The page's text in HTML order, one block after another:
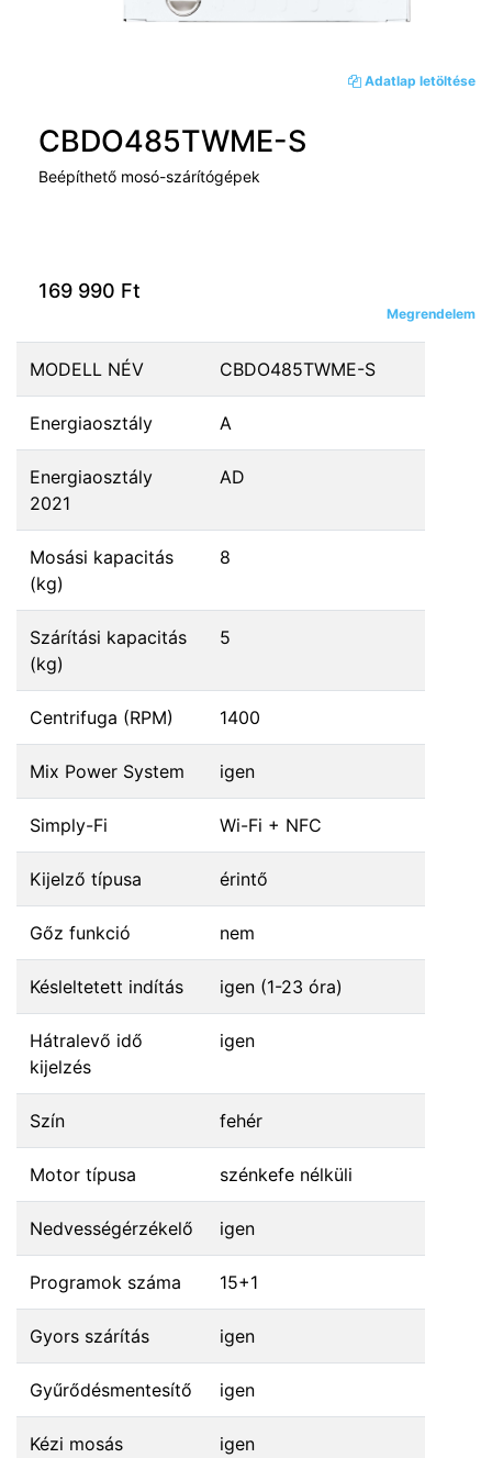
Adatlap letöltése
Megrendelem
CBDO485TWME-S
Beépíthető mosó-szárítógépek
169 990 Ft
MODELL NÉV CBDO485TWME-S
Energiaosztály A
Energiaosztály
2021
AD
Mosási kapacitás
(kg)
8
Szárítási kapacitás
(kg)
5
Centrifuga (RPM) 1400
Mix Power System igen
Simply-Fi Wi-Fi + NFC
Kijelző típusa érintő
Gőz funkció nem
Késleltetett indítás igen (1-23 óra)
Hátralevő idő
kijelzés
igen
Szín fehér
Motor típusa szénkefe nélküli
Nedvességérzékelő igen
Programok száma 15+1
Gyors szárítás igen
Gyűrődésmentesítő igen
Kézi mosás
igen